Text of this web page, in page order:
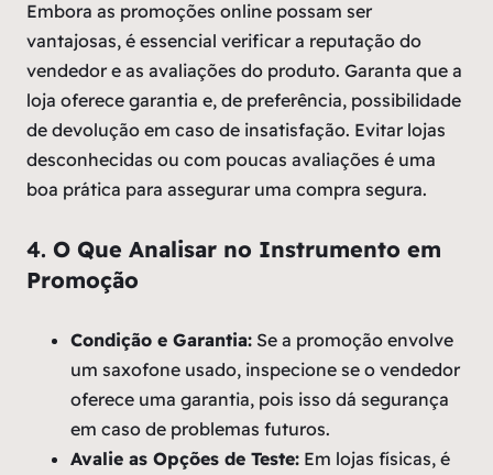
Embora as promoções online possam ser
vantajosas, é essencial verificar a reputação do
vendedor e as avaliações do produto. Garanta que a
loja oferece garantia e, de preferência, possibilidade
de devolução em caso de insatisfação. Evitar lojas
desconhecidas ou com poucas avaliações é uma
boa prática para assegurar uma compra segura.
4. O Que Analisar no Instrumento em
Promoção
Condição e Garantia: Se a promoção envolve
um saxofone usado, inspecione se o vendedor
oferece uma garantia, pois isso dá segurança
em caso de problemas futuros.
Avalie as Opções de Teste: Em lojas físicas, é